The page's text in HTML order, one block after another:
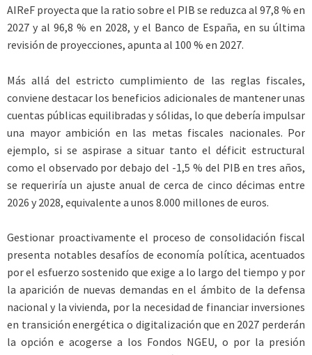
AIReF proyecta que la ratio sobre el PIB se reduzca al 97,8 % en
2027 y al 96,8 % en 2028, y el Banco de España, en su última
revisión de proyecciones, apunta al 100 % en 2027.
Más allá del estricto cumplimiento de las reglas fiscales,
conviene destacar los beneficios adicionales de mantener unas
cuentas públicas equilibradas y sólidas, lo que debería impulsar
una mayor ambición en las metas fiscales nacionales. Por
ejemplo, si se aspirase a situar tanto el déficit estructural
como el observado por debajo del -1,5 % del PIB en tres años,
se requeriría un ajuste anual de cerca de cinco décimas entre
2026 y 2028, equivalente a unos 8.000 millones de euros.
Gestionar proactivamente el proceso de consolidación fiscal
presenta notables desafíos de economía política, acentuados
por el esfuerzo sostenido que exige a lo largo del tiempo y por
la aparición de nuevas demandas en el ámbito de la defensa
nacional y la vivienda, por la necesidad de financiar inversiones
en transición energética o digitalización que en 2027 perderán
la opción e acogerse a los Fondos NGEU, o por la presión